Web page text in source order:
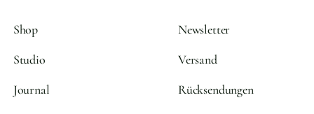
Shop
Studio
Journal
Newsletter
Versand
Rücksendungen